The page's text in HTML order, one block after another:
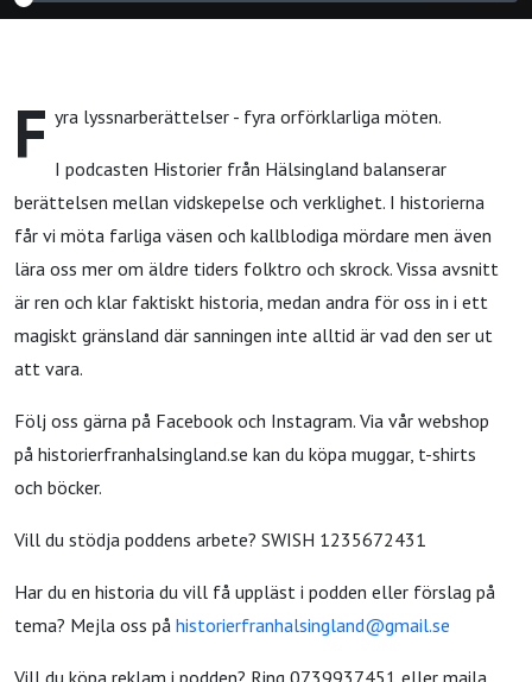
F yra lyssnarberättelser - fyra orförklarliga möten.
I podcasten Historier från Hälsingland balanserar
berättelsen mellan vidskepelse och verklighet. I historierna
får vi möta farliga väsen och kallblodiga mördare men även
lära oss mer om äldre tiders folktro och skrock. Vissa avsnitt
är ren och klar faktiskt historia, medan andra för oss in i ett
magiskt gränsland där sanningen inte alltid är vad den ser ut
att vara.
Följ oss gärna på Facebook och Instagram. Via vår webshop
på historierfranhalsingland.se kan du köpa muggar, t-shirts
och böcker.
Vill du stödja poddens arbete? SWISH 1235672431
Har du en historia du vill få uppläst i podden eller förslag på
tema? Mejla oss på historierfranhalsingland@gmail.se
Vill du köpa reklam i podden? Ring 0739937451 eller maila